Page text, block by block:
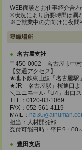
WEB面談とお仕事紹介合
※状況により所要時間は異
※ご就業中の方向けに夜間
登録場所
名古屋支社
〒450-0002 名古屋市中
【交通アクセス】
★地下鉄東山線「名古屋駅
★JR「名古屋駅」桜通口よ
＼ユニモール「U4」出口
TEL：0120-83-1069
FAX：052-561-4119
MAIL：
担当：人材開発部
受付可能日時：平日9：
豊田支店